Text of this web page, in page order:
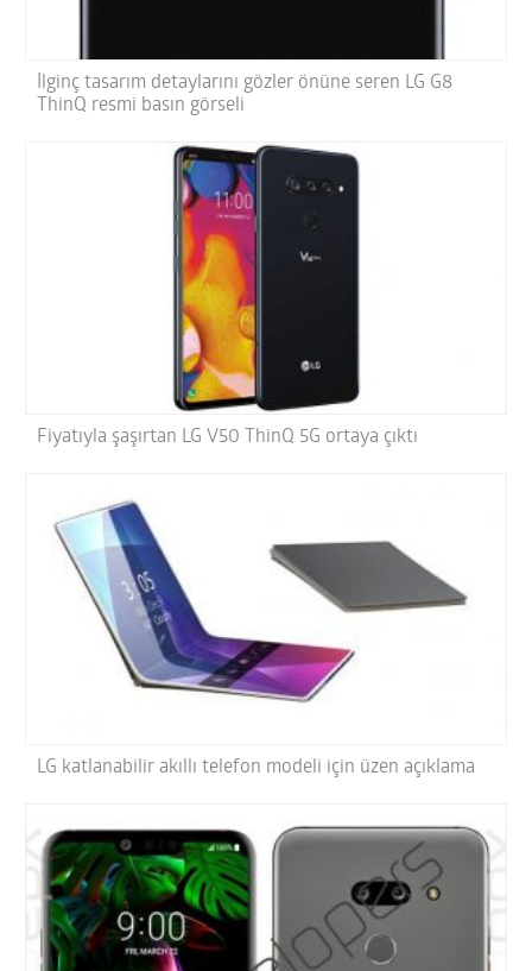
İlginç tasarım detaylarını gözler önüne seren LG G8
ThinQ resmi basın görseli
Fiyatıyla şaşırtan LG V50 ThinQ 5G ortaya çıktı
LG katlanabilir akıllı telefon modeli için üzen açıklama